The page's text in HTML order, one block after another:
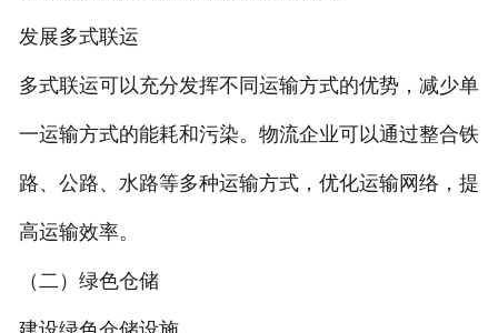
发展多式联运
多式联运可以充分发挥不同运输方式的优势，减少单
一运输方式的能耗和污染。物流企业可以通过整合铁
路、公路、水路等多种运输方式，优化运输网络，提
高运输效率。
（二）绿色仓储